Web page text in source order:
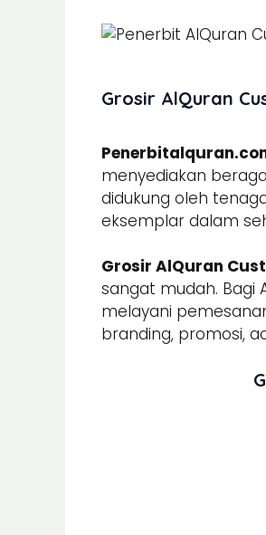
Grosir AlQuran
menyediakan
didukung oleh
eksemplar dalam
Grosir AlQuran
sangat mudah. Bagi
melayani
branding, promosi,